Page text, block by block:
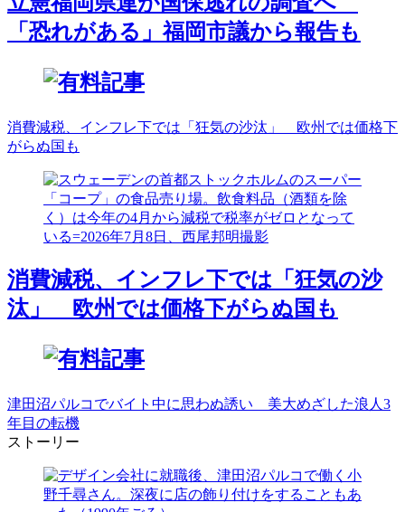
「恐れがある」福岡市議から報告も
消費減税、インフレ下では「狂気の沙汰」 欧州では価格下
がらぬ国も
消費減税、インフレ下では「狂気の沙
汰」 欧州では価格下がらぬ国も
津田沼パルコでバイト中に思わぬ誘い 美大めざした浪人3
年目の転機
ストーリー